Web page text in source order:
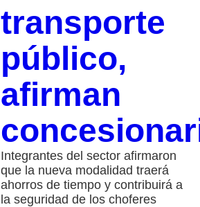
transporte
público,
afirman
Integrantes del sector afirmaron
que la nueva modalidad traerá
ahorros de tiempo y contribuirá a
la seguridad de los choferes